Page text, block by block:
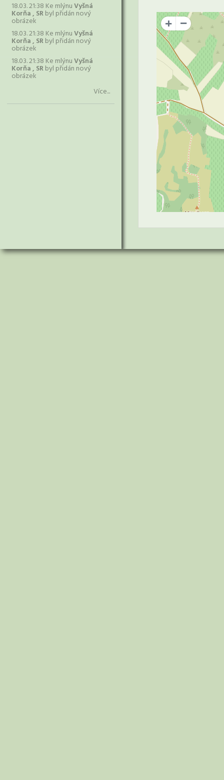
18.03. 21:38 Ke mlýnuVyšná
Korňa , SRbyl přidán nový
obrázek
18.03. 21:38 Ke mlýnuVyšná
Korňa , SRbyl přidán nový
obrázek
18.03. 21:38 Ke mlýnuVyšná
Korňa , SRbyl přidán nový
obrázek
Více...
+